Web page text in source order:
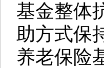
基金整体
助方式保
养老保险